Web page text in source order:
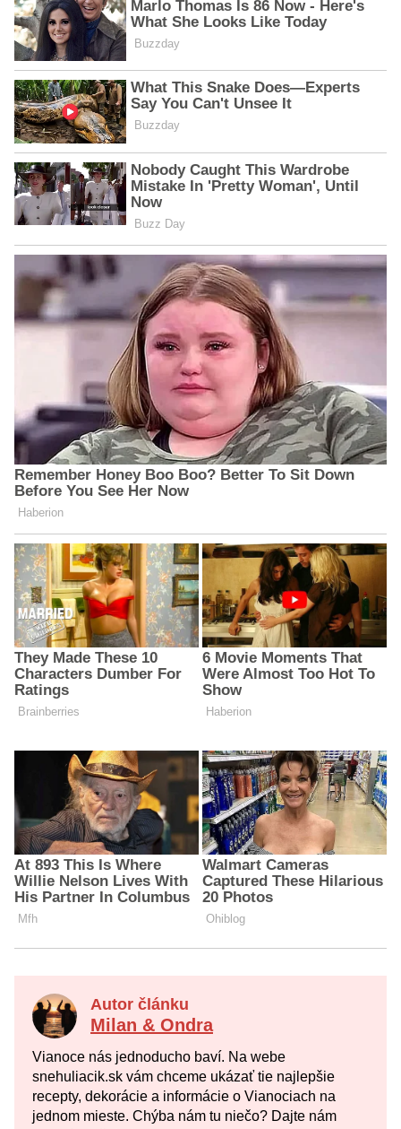
Autor článku
Milan & Ondra
Vianoce nás jednoducho baví. Na webe
snehuliacik.sk vám chceme ukázať tie najlepšie
recepty, dekorácie a informácie o Vianociach na
jednom mieste. Chýba nám tu niečo? Dajte nám